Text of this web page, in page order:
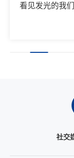
看见发光的我
社交